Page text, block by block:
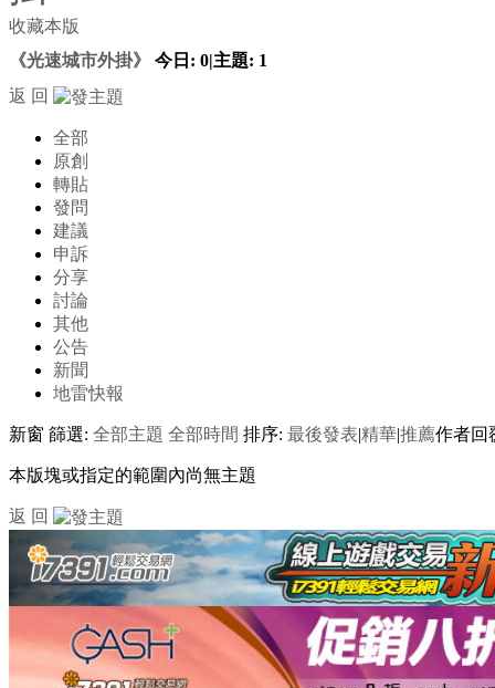
收藏本版
《光速城市外掛》
今日: 0|主題: 1
返 回
全部
原創
轉貼
發問
建議
申訴
分享
討論
其他
公告
新聞
地雷快報
新窗 篩選: 全部主題 全部時間 排序: 最後發表|精華|推薦作者回
本版塊或指定的範圍內尚無主題
返 回